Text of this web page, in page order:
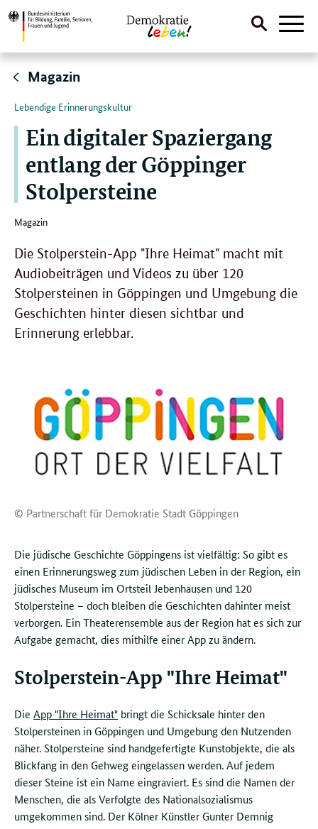
Direktlink:
Suche
Magazin
Lebendige Erinnerungskultur
Ein digitaler Spaziergang
entlang der Göppinger
Stolpersteine
Magazin
Die Stolperstein-App "Ihre Heimat" macht mit
Audiobeiträgen und Videos zu über 120
Stolpersteinen in Göppingen und Umgebung die
Geschichten hinter diesen sichtbar und
Erinnerung erlebbar.
© Partnerschaft für Demokratie Stadt Göppingen
Die jüdische Geschichte Göppingens ist vielfältig: So gibt es
einen Erinnerungsweg zum jüdischen Leben in der Region, ein
jüdisches Museum im Ortsteil Jebenhausen und 120
Stolpersteine – doch bleiben die Geschichten dahinter meist
verborgen. Ein Theaterensemble aus der Region hat es sich zur
Aufgabe gemacht, dies mithilfe einer App zu ändern.
Stolperstein-App "Ihre Heimat"
Die App "Ihre Heimat" bringt die Schicksale hinter den
Stolpersteinen in Göppingen und Umgebung den Nutzenden
näher. Stolpersteine sind handgefertigte Kunstobjekte, die als
Blickfang in den Gehweg eingelassen werden. Auf jedem
dieser Steine ist ein Name eingraviert. Es sind die Namen der
Menschen, die als Verfolgte des Nationalsozialismus
umgekommen sind. Der Kölner Künstler Gunter Demnig